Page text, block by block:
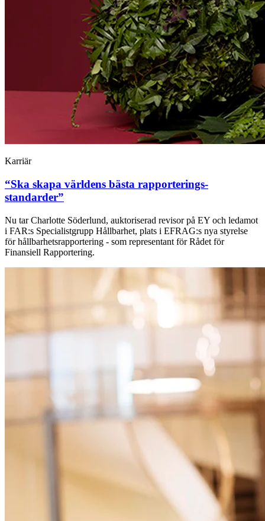
Karriär
“Ska skapa världens bästa rapporterings­
standarder”
Nu tar Charlotte Söderlund, auktoriserad revisor på EY och ledamot
i FAR:s Specialistgrupp Hållbarhet, plats i EFRAG:s nya styrelse
för hållbarhetsrapportering - som representant för Rådet för
Finansiell Rapportering.